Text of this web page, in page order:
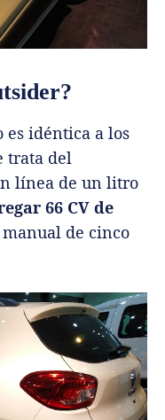
es idéntica a los
trata del
línea de un litro
66 CV de
de cinco